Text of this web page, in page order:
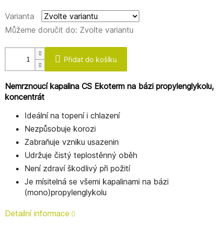
Varianta
Můžeme doručit do: Zvolte variantu
Přidat do košíku
Nemrznoucí kapalina CS Ekoterm na bázi propylenglykolu,
koncentrát
Ideální na topení i chlazení
Nezpůsobuje korozi
Zabraňuje vzniku usazenin
Udržuje čistý teplostěnný oběh
Není zdraví škodlivý při požití
Je mísitelná se všemi kapalinami na bázi
(mono)propylenglykolu
Detailní informace